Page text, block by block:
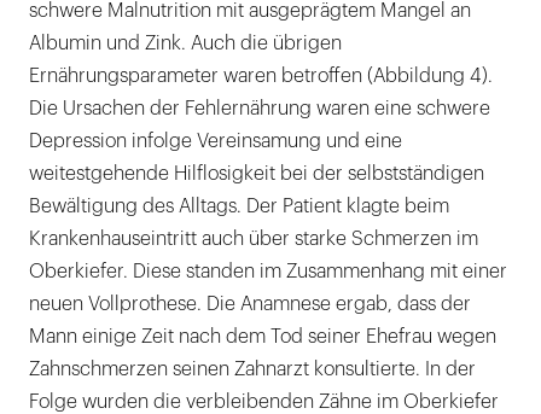
schwere Malnutrition mit ausgeprägtem Mangel an
Albumin und Zink. Auch die übrigen
Ernährungsparameter waren betroffen (Abbildung 4).
Die Ursachen der Fehlernährung waren eine schwere
Depression infolge Vereinsamung und eine
weitestgehende Hilflosigkeit bei der selbstständigen
Bewältigung des Alltags. Der Patient klagte beim
Krankenhauseintritt auch über starke Schmerzen im
Oberkiefer. Diese standen im Zusammenhang mit einer
neuen Vollprothese. Die Anamnese ergab, dass der
Mann einige Zeit nach dem Tod seiner Ehefrau wegen
Zahnschmerzen seinen Zahnarzt konsultierte. In der
Folge wurden die verbleibenden Zähne im Oberkiefer